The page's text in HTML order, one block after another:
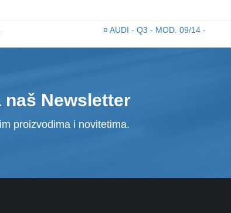
¤ AUDI - Q3 - MOD. 09/14 -
naš Newsletter
proizvodima i novitetima.